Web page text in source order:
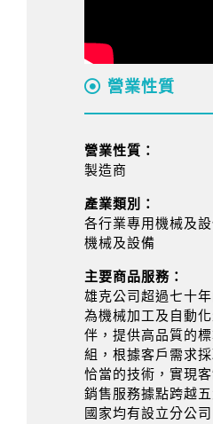
營業性質
營業性質：
製造商
產業類別：
各行業專用機械及
機械及設備
主要商品服務：
雄克公司超過七十
為機械加工及自動
伴，提供高品質的
組，根據客戶需求
恰當的技術，實現客
銷售服務據點跨越
國家均有設立分公